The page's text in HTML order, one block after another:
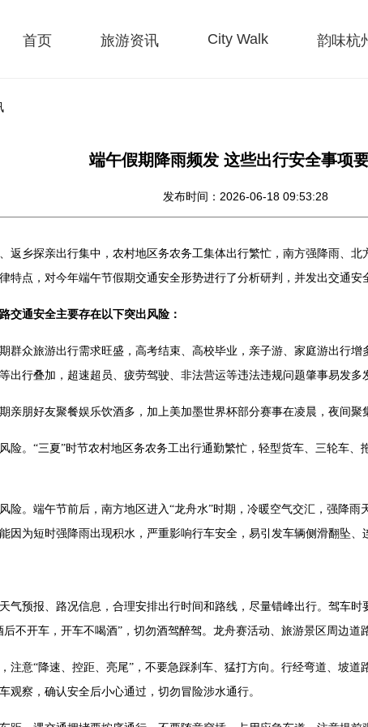
首页 旅游资讯 City Walk 韵味杭
端午假期降雨频发 这些出行安全事项
发布时间：2026-06-18 09:53:28
返乡探亲出行集中，农村地区务农务工集体出行繁忙，南方强降雨、
特点，对今年端午节假期交通安全形势进行了分析研判，并发出交通安
交通安全主要存在以下突出风险：
群众旅游出行需求旺盛，高考结束、高校毕业，亲子游、家庭游出行
出行叠加，超速超员、疲劳驾驶、非法营运等违法违规问题肇事易发多
亲朋好友聚餐娱乐饮酒多，加上美加墨世界杯部分赛事在凌晨，夜间聚
险。“三夏”时节农村地区务农务工出行通勤繁忙，轻型货车、三轮车
险。端午节前后，南方地区进入“龙舟水”时期，冷暖空气交汇，强降
因为短时强降雨出现积水，严重影响行车安全，易引发车辆侧滑翻坠、
气预报、路况信息，合理安排出行时间和路线，尽量错峰出行。驾车时
不开车，开车不喝酒”，切勿酒驾醉驾。龙舟赛活动、旅游景区周边道
注意“降速、控距、亮尾”，不要急踩刹车、猛打方向。行经弯道、坡道
观察，确认安全后小心通过，切勿冒险涉水通行。